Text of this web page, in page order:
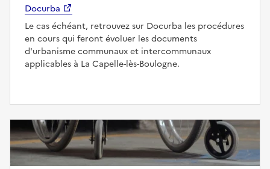
Docurba
Le cas échéant, retrouvez sur Docurba les procédures
en cours qui feront évoluer les documents
d'urbanisme communaux et intercommunaux
applicables à La Capelle-lès-Boulogne.